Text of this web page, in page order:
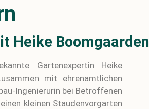
Heike Boomgaarden
Gartenexpertin Heike
mit ehrenamtlichen
Ingenierurin bei Betroffenen
kleinen Staudenvorgarten